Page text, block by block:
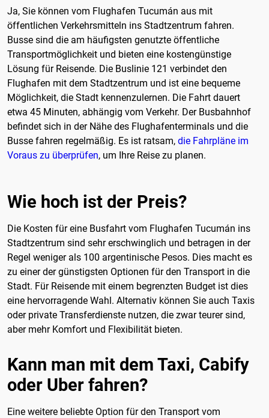
Ja, Sie können vom Flughafen Tucumán aus mit
öffentlichen Verkehrsmitteln ins Stadtzentrum fahren.
Busse sind die am häufigsten genutzte öffentliche
Transportmöglichkeit und bieten eine kostengünstige
Lösung für Reisende. Die Buslinie 121 verbindet den
Flughafen mit dem Stadtzentrum und ist eine bequeme
Möglichkeit, die Stadt kennenzulernen. Die Fahrt dauert
etwa 45 Minuten, abhängig vom Verkehr. Der Busbahnhof
befindet sich in der Nähe des Flughafenterminals und die
Busse fahren regelmäßig. Es ist ratsam, die Fahrpläne im
Voraus zu überprüfen, um Ihre Reise zu planen.
Wie hoch ist der Preis?
Die Kosten für eine Busfahrt vom Flughafen Tucumán ins
Stadtzentrum sind sehr erschwinglich und betragen in der
Regel weniger als 100 argentinische Pesos. Dies macht es
zu einer der günstigsten Optionen für den Transport in die
Stadt. Für Reisende mit einem begrenzten Budget ist dies
eine hervorragende Wahl. Alternativ können Sie auch Taxis
oder private Transferdienste nutzen, die zwar teurer sind,
aber mehr Komfort und Flexibilität bieten.
Kann man mit dem Taxi, Cabify
oder Uber fahren?
Eine weitere beliebte Option für den Transport vom